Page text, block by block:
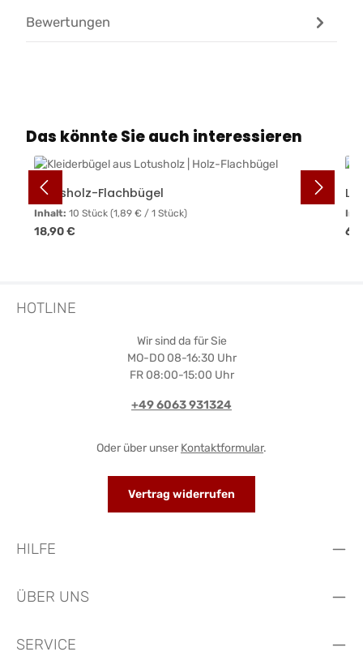
Bewertungen
Produktgalerie überspringen
Das könnte Sie auch interessieren
Lotusholz-Flachbügel
Inhalt:10 Stück(1,89 € / 1 Stück)
Regulärer Preis:
18,90 €
HOTLINE
Wir sind da für Sie
MO-DO 08-16:30 Uhr
FR 08:00-15:00 Uhr
+49 6063 931324
Oder über unser Kontaktformular.
Vertrag widerrufen
HILFE
ÜBER UNS
SERVICE